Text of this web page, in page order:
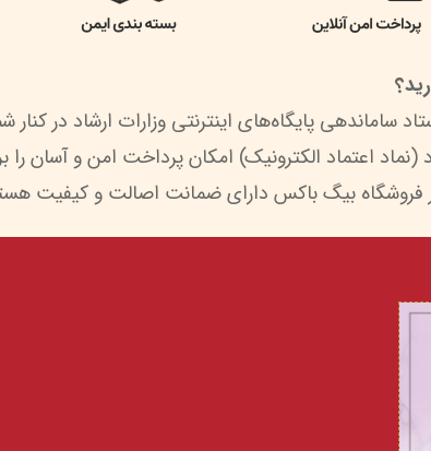
فروشگاه بیگ باکس دارای ضمانت اصالت و کیفیت